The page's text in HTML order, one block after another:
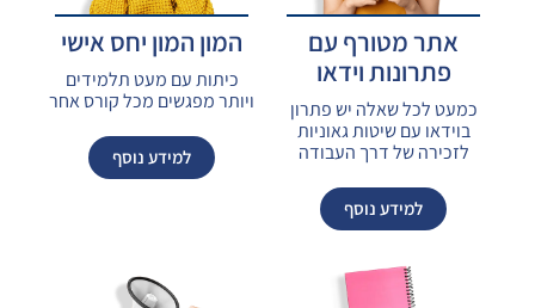
אתר מטורף עם
פתרונות וידאו
כמעט לכל שאלה יש פתרון
בוידאו עם שיטות גאוניות
לזכירה של דרך העבודה
למידע נוסף
המון המון יחס אישי
כיתות עם מעט תלמידים
ויותר מפגשים מכל קורס אחר
למידע נוסף